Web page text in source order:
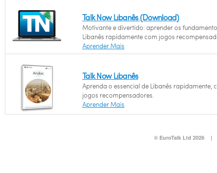
Talk Now Libanês (Download)
Motivante e divertido: aprender os
Libanês rapidamente com jogos
Aprender Mais
Talk Now Libanês
Aprenda o essencial de Libanês rapidamente,
jogos recompensadores.
Aprender Mais
© EuroTalk Ltd 2026 |